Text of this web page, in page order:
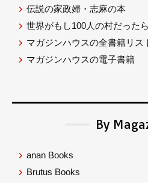
伝説の家政婦・志麻の本
世界がもし100人の村だったら
マガジンハウスの全書籍リス
マガジンハウスの電子書籍
By
anan Books
Brutus Books